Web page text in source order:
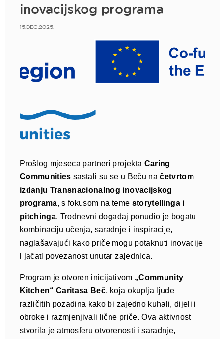
inovacijskog programa
15.DEC.2025.
Prošlog mjeseca partneri projekta Caring
Communities sastali su se u Beču načetvrtom
izdanju Transnacionalnog inovacijskog
programa, s fokusom na teme storytellinga i
pitchinga. Trodnevni događaj ponudio je bogatu
kombinaciju učenja, saradnje i inspiracije,
naglašavajući kako priče mogu potaknuti inovacije
i jačati povezanost unutar zajednica.
Program je otvoren inicijativom „Community
Kitchen“ Caritasa Beč, koja okuplja ljude
različitih pozadina kako bi zajedno kuhali, dijelili
obroke i razmjenjivali lične priče. Ova aktivnost
stvorila je atmosferu otvorenosti i saradnje,